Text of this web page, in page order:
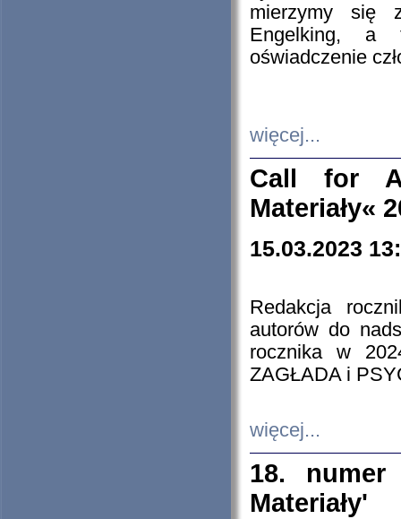
mierzymy się
Engelking, a
oświadczenie
więcej...
Call for
Materiały«
15.03.2023
Redakcja
autorów do
rocznika w
ZAGŁADA i
więcej...
18. numer
Materiały'